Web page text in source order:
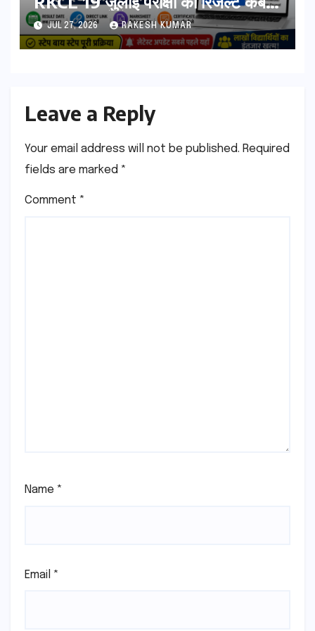
आएगा? यहां देखें Result Date,
Direct Link, Marksheet
Download Process
JUL 27, 2026 RAKESH KUMAR
Leave a Reply
Your email address will not be published. Required
fields are marked *
Comment *
Name *
Email *